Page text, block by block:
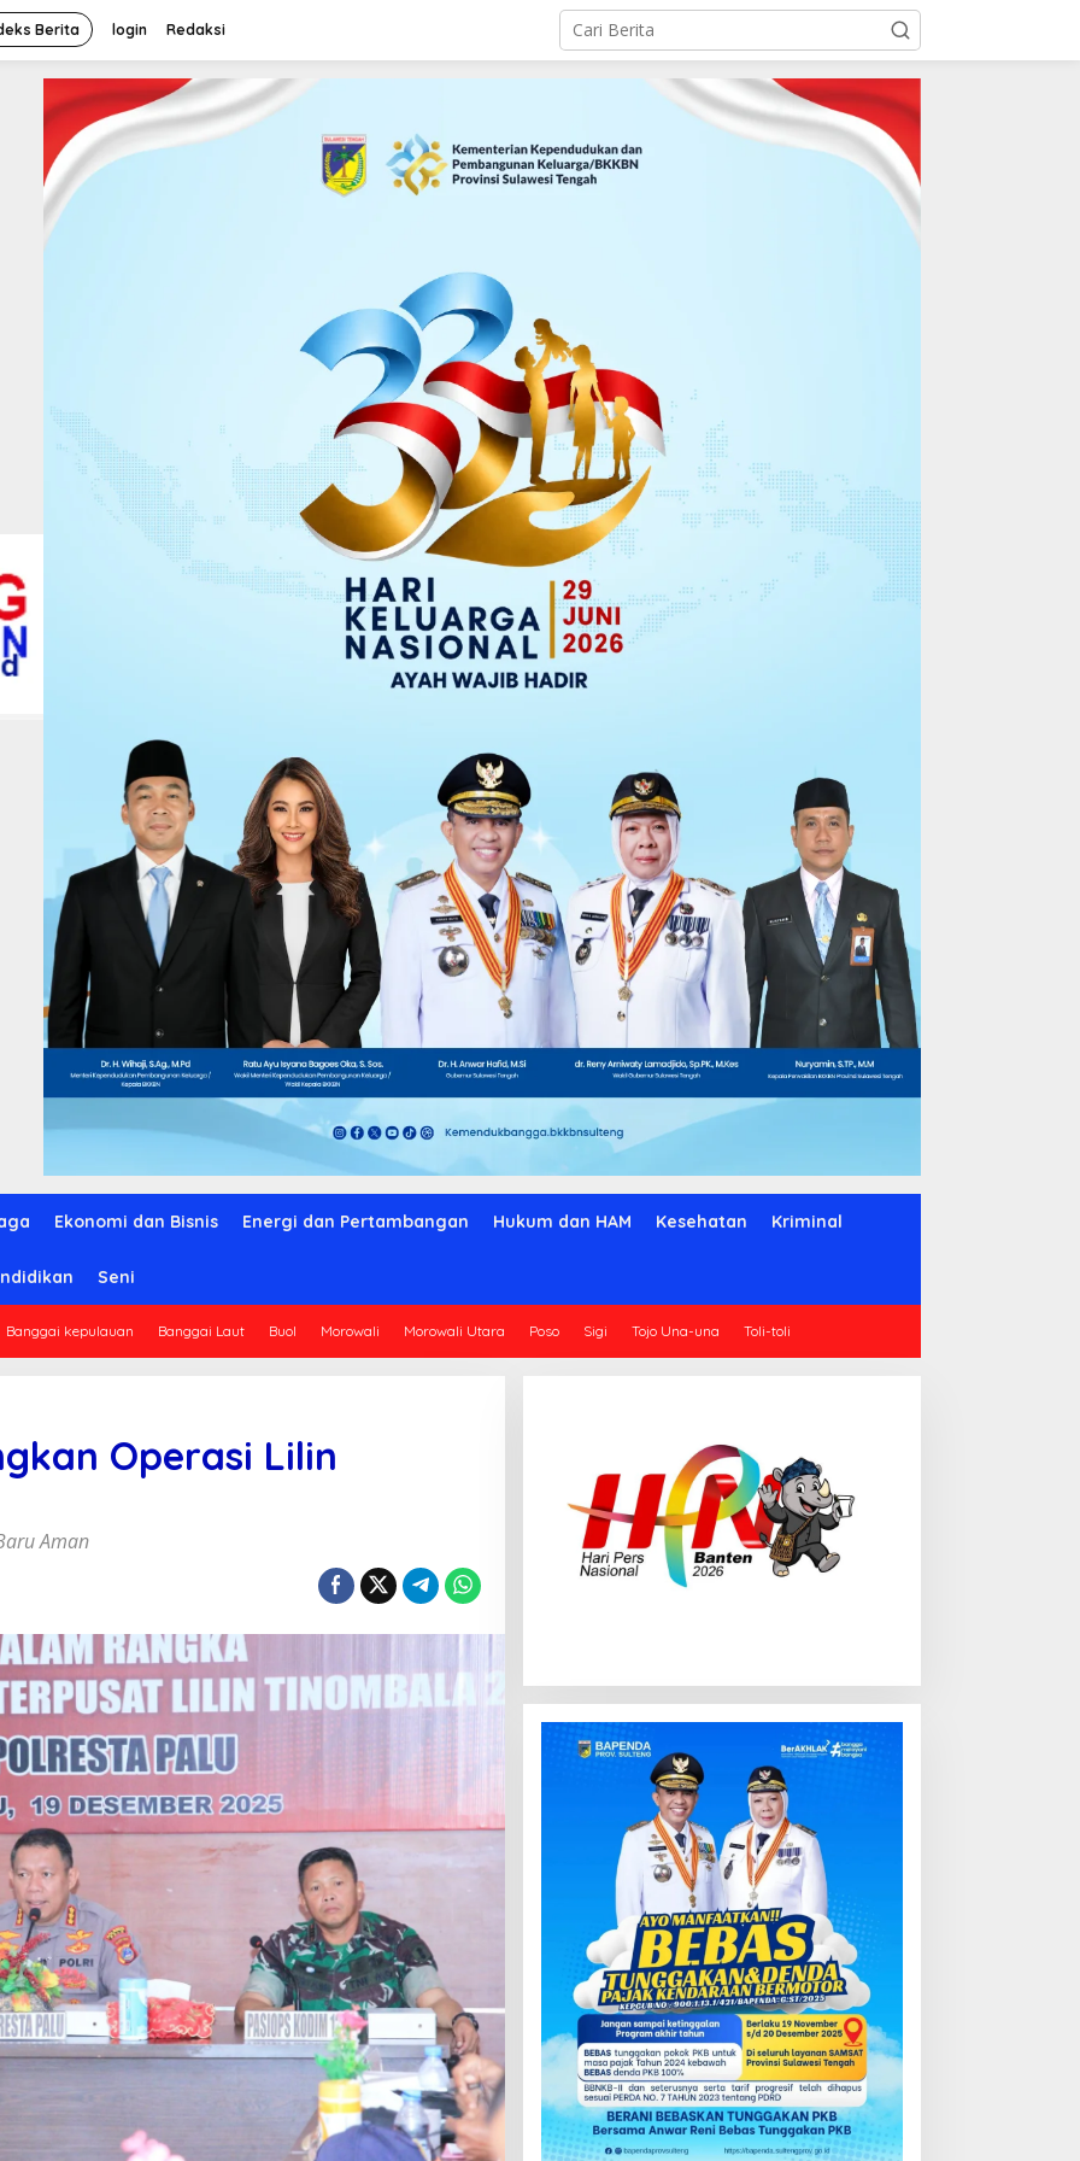
Berita login Redaksi
Ekonomi dan Bisnis Energi dan Pertambangan Hukum dan HAM Kesehatan Kriminal
Seni
Banggai kepulauan Banggai Laut Buol Morowali Morowali Utara Poso Sigi Tojo Una-una Toli-toli
Operasi Lilin
Aman